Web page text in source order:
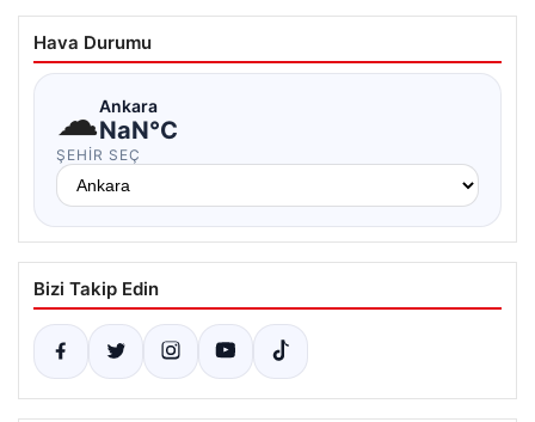
Hava Durumu
☁Ankara
NaN°C
ŞEHIR SEÇ
Bizi Takip Edin